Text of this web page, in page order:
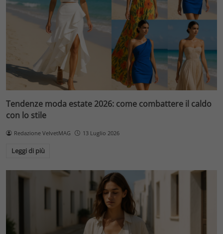
Tendenze moda estate 2026: come combattere il caldo
con lo stile
Redazione VelvetMAG 13 Luglio 2026
Leggi di più